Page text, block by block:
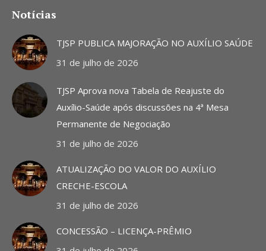
opens
in
new
window
opens
new
window
opens
new
window
Notícias
TJSP PUBLICA MAJORAÇÃO NO AUXÍLIO SAÚDE
31 de julho de 2026
TJSP Aprova nova Tabela de Reajuste do
Auxílio-Saúde após discussões na 4ª Mesa
Permanente de Negociação
31 de julho de 2026
ATUALIZAÇÃO DO VALOR DO AUXÍLIO
CRECHE-ESCOLA
31 de julho de 2026
CONCESSÃO – LICENÇA-PRÊMIO